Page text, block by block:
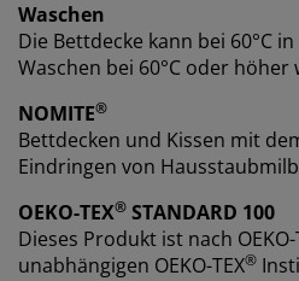
Waschen
Die Bettdecke kann bei 60°C
Waschen bei 60°C oder
NOMITE®
Bettdecken und Kissen mit
Eindringen von
OEKO-TEX® STANDARD 100
Dieses Produkt ist nach OEKO-
unabhängigen OEKO-TEX®